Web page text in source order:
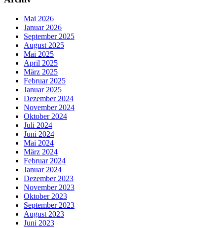
Mai 2026
Januar 2026
September 2025
August 2025
Mai 2025
April 2025
März 2025
Februar 2025
Januar 2025
Dezember 2024
November 2024
Oktober 2024
Juli 2024
Juni 2024
Mai 2024
März 2024
Februar 2024
Januar 2024
Dezember 2023
November 2023
Oktober 2023
September 2023
August 2023
Juni 2023